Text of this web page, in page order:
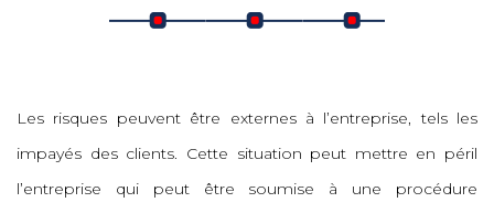
Les risques peuvent être externes à l’entreprise, tels les
impayés des clients. Cette situation peut mettre en péril
l’entreprise qui peut être soumise à une procédure